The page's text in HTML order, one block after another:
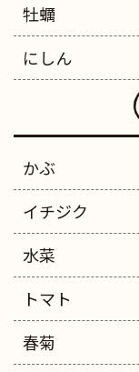
牡蠣
にしん
かぶ
イチジク
水菜
トマト
春菊